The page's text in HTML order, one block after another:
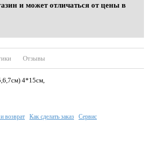
и может отличаться от цены в
Отзывы
4*15см,
возврат Как сделать заказ Сервис